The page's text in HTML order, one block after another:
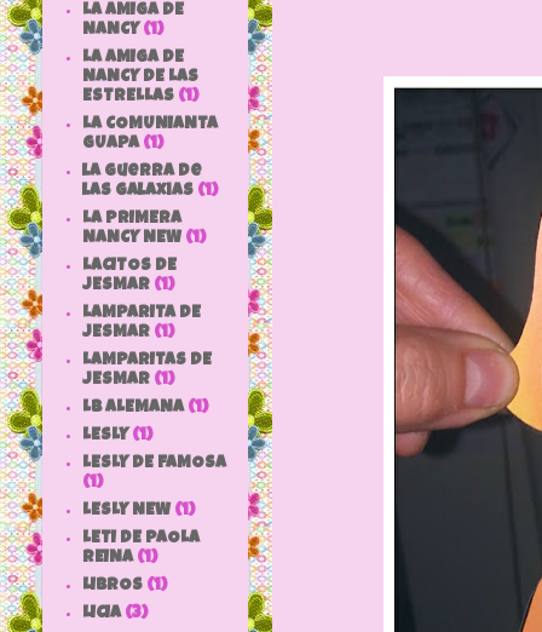
LA AMIGA DE
NANCY (1)
LA AMIGA DE
NANCY DE LAS
ESTRELLAS (1)
LA COMUNIANTA
GUAPA (1)
la guerra de
las galaxias (1)
LA PRIMERA
NANCY NEW (1)
LACITOS DE
JESMAR (1)
LAMPARITA DE
JESMAR (1)
LAMPARITAS DE
JESMAR (1)
LB ALEMANA (1)
LESLY (1)
LESLY DE FAMOSA
(1)
LESLY NEW (1)
LETI DE PAOLA
REINA (1)
LIBROS (1)
LICIA (3)